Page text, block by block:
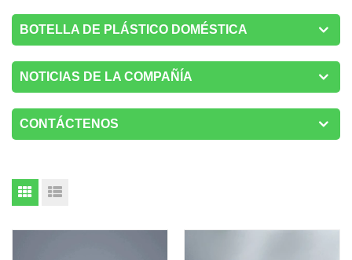
BOTELLA DE PLÁSTICO DOMÉSTICA
NOTICIAS DE LA COMPAÑÍA
CONTÁCTENOS